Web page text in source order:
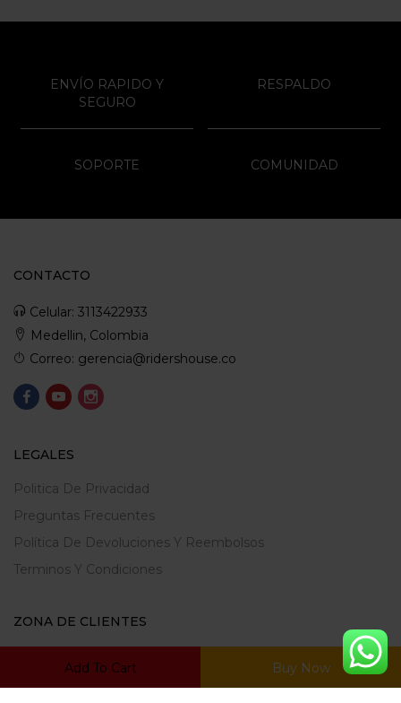
Add To Cart Buy Now
ENVÍO RAPIDO Y
SEGURO
RESPALDO
SOPORTE COMUNIDAD
CONTACTO
Celular: 3113422933
Medellin, Colombia
Correo: gerencia@ridershouse.co
LEGALES
Politica De Privacidad
Preguntas Frecuentes
Política De Devoluciones Y Reembolsos
Terminos Y Condiciones
ZONA DE CLIENTES